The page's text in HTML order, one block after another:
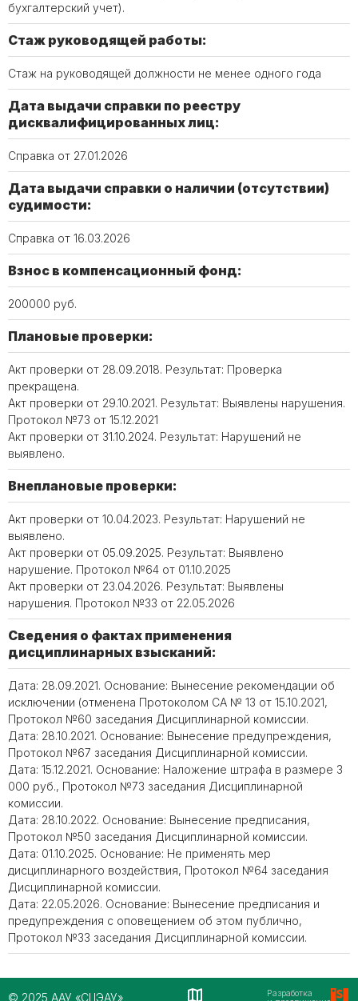
бухгалтерский учет).
Стаж руководящей работы:
Стаж на руководящей должности не менее одного года
Дата выдачи справки по реестру
дисквалифицированных лиц:
Справка от 27.01.2026
Дата выдачи справки о наличии (отсутствии)
судимости:
Справка от 16.03.2026
Взнос в компенсационный фонд:
200000 руб.
Плановые проверки:
Акт проверки от 28.09.2018. Результат: Проверка
прекращена.
Акт проверки от 29.10.2021. Результат: Выявлены нарушения.
Протокол №73 от 15.12.2021
Акт проверки от 31.10.2024. Результат: Нарушений не
выявлено.
Внеплановые проверки:
Акт проверки от 10.04.2023. Результат: Нарушений не
выявлено.
Акт проверки от 05.09.2025. Результат: Выявлено
нарушение. Протокол №64 от 01.10.2025
Акт проверки от 23.04.2026. Результат: Выявлены
нарушения. Протокол №33 от 22.05.2026
Сведения о фактах применения
дисциплинарных взысканий:
Дата: 28.09.2021. Основание: Вынесение рекомендации об
исключении (отменена Протоколом СА № 13 от 15.10.2021,
Протокол №60 заседания Дисциплинарной комиссии.
Дата: 28.10.2021. Основание: Вынесение предупреждения,
Протокол №67 заседания Дисциплинарной комиссии.
Дата: 15.12.2021. Основание: Наложение штрафа в размере 3
000 руб., Протокол №73 заседания Дисциплинарной
комиссии.
Дата: 28.10.2022. Основание: Вынесение предписания,
Протокол №50 заседания Дисциплинарной комиссии.
Дата: 01.10.2025. Основание: Не применять мер
дисциплинарного воздействия, Протокол №64 заседания
Дисциплинарной комиссии.
Дата: 22.05.2026. Основание: Вынесение предписания и
предупреждения с оповещением об этом публично,
Протокол №33 заседания Дисциплинарной комиссии.
© 2025 ААУ «СЦЭАУ»
Разработка